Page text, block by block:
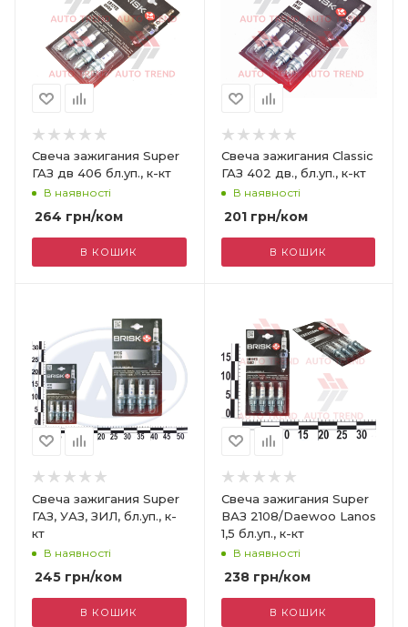
Свеча зажигания Super
ГАЗ дв 406 бл.уп., к-кт
В наявності
264 грн/ком
В КОШИК
Свеча зажигания Classic
ГАЗ 402 дв., бл.уп., к-кт
В наявності
201грн/ком
В КОШИК
Свеча зажигания Super
ГАЗ, УАЗ, ЗИЛ, бл.уп., к-
кт
В наявності
245 грн/ком
В КОШИК
Свеча зажигания Super
ВАЗ 2108/Daewoo Lanos
1,5 бл.уп., к-кт
В наявності
238грн/ком
В КОШИК